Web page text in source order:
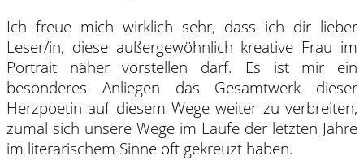
Ich freue mich wirklich sehr, dass ich dir lieber
Leser/in, diese außergewöhnlich kreative Frau im
Portrait näher vorstellen darf. Es ist mir ein
besonderes Anliegen das Gesamtwerk dieser
Herzpoetin auf diesem Wege weiter zu verbreiten,
zumal sich unsere Wege im Laufe der letzten Jahre
im literarischem Sinne oft gekreuzt haben.